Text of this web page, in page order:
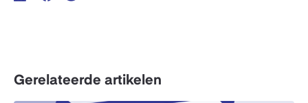
Gerelateerde artikelen